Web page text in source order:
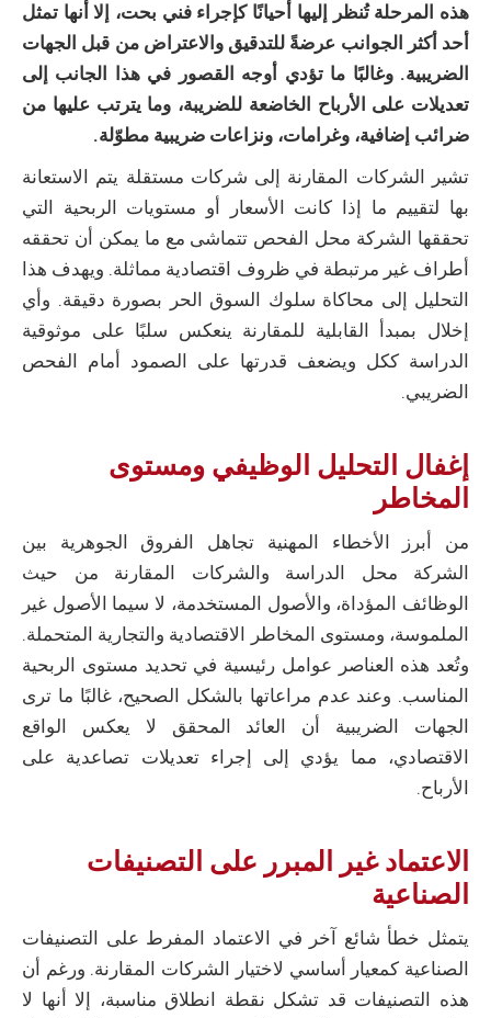
هذه المرحلة تُنظر إليها أحيانًا كإجراء فني بحت، إلا أنها تمثل
أحد أكثر الجوانب عرضةً للتدقيق والاعتراض من قبل الجهات
الضريبية. وغالبًا ما تؤدي أوجه القصور في هذا الجانب إلى
تعديلات على الأرباح الخاضعة للضريبة، وما يترتب عليها من
ضرائب إضافية، وغرامات، ونزاعات ضريبية مطوّلة.
تشير الشركات المقارنة إلى شركات مستقلة يتم الاستعانة
بها لتقييم ما إذا كانت الأسعار أو مستويات الربحية التي
تحققها الشركة محل الفحص تتماشى مع ما يمكن أن تحققه
أطراف غير مرتبطة في ظروف اقتصادية مماثلة. ويهدف هذا
التحليل إلى محاكاة سلوك السوق الحر بصورة دقيقة. وأي
إخلال بمبدأ القابلية للمقارنة ينعكس سلبًا على موثوقية
الدراسة ككل ويضعف قدرتها على الصمود أمام الفحص
الضريبي.
إغفال التحليل الوظيفي ومستوى
المخاطر
من أبرز الأخطاء المهنية تجاهل الفروق الجوهرية بين
الشركة محل الدراسة والشركات المقارنة من حيث
الوظائف المؤداة، والأصول المستخدمة، لا سيما الأصول غير
الملموسة، ومستوى المخاطر الاقتصادية والتجارية المتحملة.
وتُعد هذه العناصر عوامل رئيسية في تحديد مستوى الربحية
المناسب. وعند عدم مراعاتها بالشكل الصحيح، غالبًا ما ترى
الجهات الضريبية أن العائد المحقق لا يعكس الواقع
الاقتصادي، مما يؤدي إلى إجراء تعديلات تصاعدية على
الأرباح.
الاعتماد غير المبرر على التصنيفات
الصناعية
يتمثل خطأ شائع آخر في الاعتماد المفرط على التصنيفات
الصناعية كمعيار أساسي لاختيار الشركات المقارنة. ورغم أن
هذه التصنيفات قد تشكل نقطة انطلاق مناسبة، إلا أنها لا